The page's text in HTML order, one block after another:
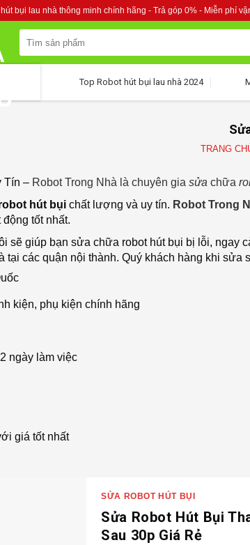
bụi lau nhà thông minh chính hãng - Trả góp 0% - Miễn phí
Tìm
kiếm:
Top Robot hút bụi lau nhà 2024
TRANG
Tín – Robot Trong Nhà là chuyên gia sửa chữa
hút bụi chất lượng và uy tín. Robot Trong
tốt nhất.
sẽ giúp bạn sửa chữa robot hút bụi bị lỗi,
tại các quận nội thành. Quý khách hàng khi sửa
kiện, phụ kiện chính hãng
ngày làm việc
giá tốt nhất
SỬA ROBOT HÚT BỤI
Sửa Robot Hút Bụi
Sau 30p Giá Rẻ